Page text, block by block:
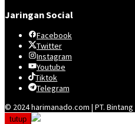
Jaringan Social
Facebook
Twitter
Instagram
Youtube
Tiktok
Telegram
© 2024 harimanado.com | PT.
tutup